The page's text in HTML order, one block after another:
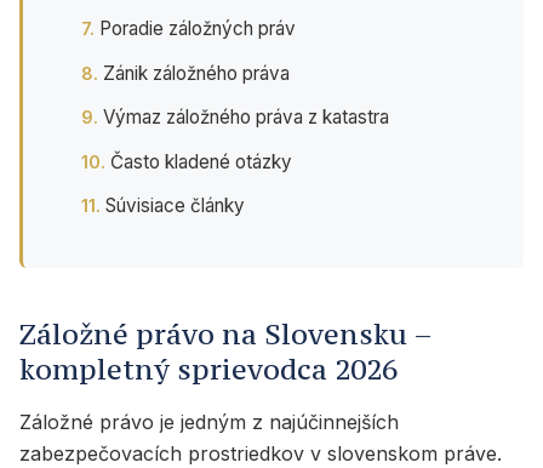
Poradie záložných práv
Zánik záložného práva
Výmaz záložného práva z katastra
Často kladené otázky
Súvisiace články
Záložné právo na Slovensku –
kompletný sprievodca 2026
Záložné právo je jedným z najúčinnejších
zabezpečovacích prostriedkov v slovenskom práve.